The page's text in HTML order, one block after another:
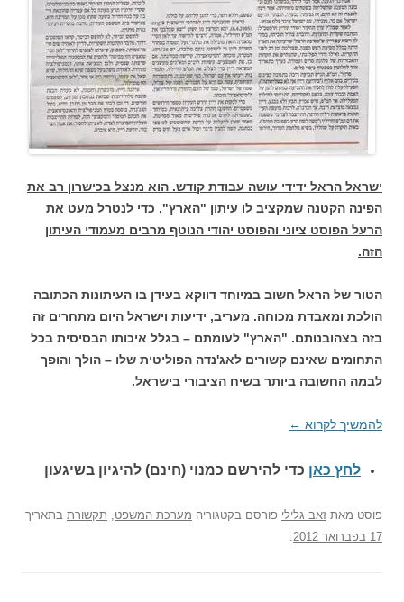
ישראל הראל ידידי עושה עבודת קודש. הוא מנצל בכישרון רב את
הפינה הקטנה שמקציב לו עיתון "הארץ", כדי לנטרל מעט את
הרעל הפוסט ציוני והפוסט יהודי הנוטף מרבים מעמודי העיתון
הזה.
הטור של הראל חשוב במיוחד דווקא בעידן בו העיתונות הכתובה
הולכת ומאבדת מכוחה. מעריב, ידיעות וישראל היום מתחרים זה
בזה בצהובנותם. "הארץ" לעומתם – בגלל איכותו הבסיסית בכל
התחומים שאינם קשורים לאג'נדה הפוליטית שלו – הולך והופך
לבמה החשובה ביותר בשיח הציבורי בישראל.
להמשיך לקרוא←
לחץ כאן כדי להירשם כ מנוי (חינם) להיגיון בשיגעון
פוסטמאתזאב גליליפורסם בקטגוריהמערכת המשפט,תקשורתבתאריך
17 בפברואר 2012
.